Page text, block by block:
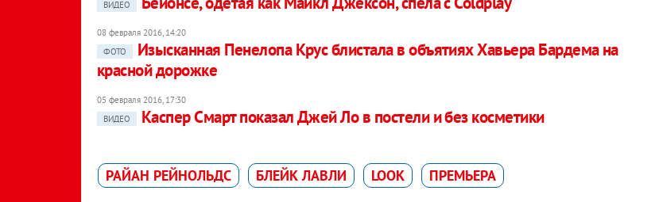
ВИДЕО
08 февраля 2016, 14:20
ФОТО
Изысканная Пенелопа Крус блистала в объятиях Хавьера Бардема на
красной дорожке
05 февраля 2016, 17:30
ВИДЕО
Каспер Смарт показал Джей Ло в постели и без косметики
РАЙАН РЕЙНОЛЬДС БЛЕЙК ЛАВЛИ LOOK ПРЕМЬЕРА